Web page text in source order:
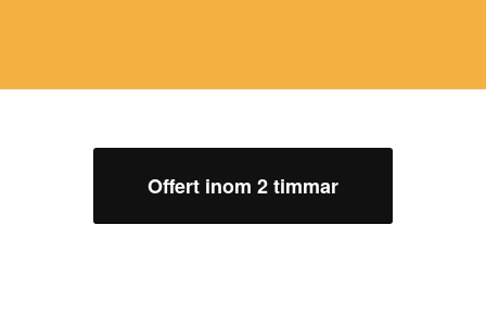
Offert inom 2 timmar